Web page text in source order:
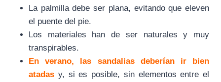
La palmilla debe ser plana, evitando que eleven
el puente del pie.
Los materiales han de ser naturales y muy
transpirables.
En verano, las sandalias deberían ir bien
atadas y, si es posible, sin elementos entre el